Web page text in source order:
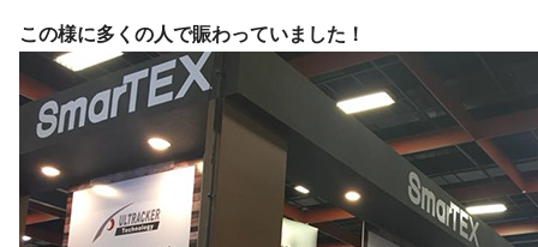
この様に多くの人で賑わっていました！